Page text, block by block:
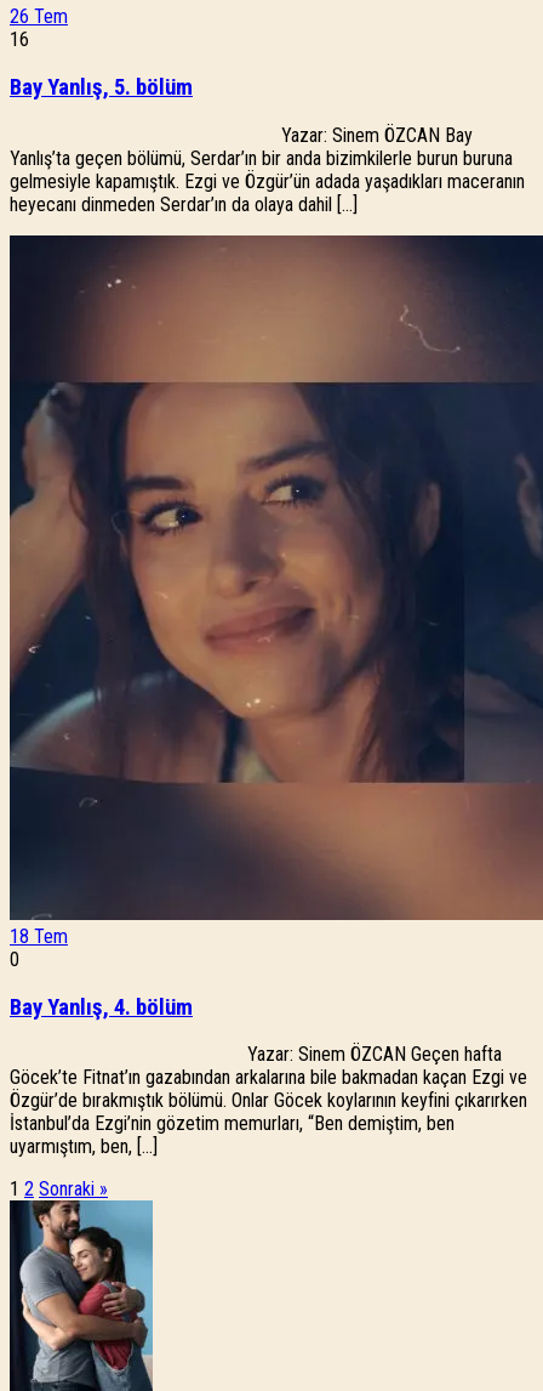
26 Tem
16
Bay Yanlış, 5. bölüm
Yazar: Sinem ÖZCAN Bay
Yanlış’ta geçen bölümü, Serdar’ın bir anda bizimkilerle burun buruna
gelmesiyle kapamıştık. Ezgi ve Özgür’ün adada yaşadıkları maceranın
heyecanı dinmeden Serdar’ın da olaya dahil […]
18 Tem
0
Bay Yanlış, 4. bölüm
Yazar: Sinem ÖZCAN Geçen hafta
Göcek’te Fitnat’ın gazabından arkalarına bile bakmadan kaçan Ezgi ve
Özgür’de bırakmıştık bölümü. Onlar Göcek koylarının keyfini çıkarırken
İstanbul’da Ezgi’nin gözetim memurları, “Ben demiştim, ben
uyarmıştım, ben, […]
1 2 Sonraki »